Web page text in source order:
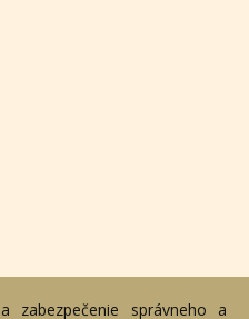
zabezpečenie správneho a